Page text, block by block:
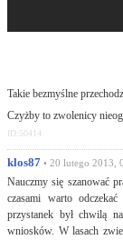
Takie bezmyślne
Czyżby to zwolenicy
ID:50414
klos87 • 20 lutego 2013,
Nauczmy się szanować
czasami warto
przystanek był chwilą
wniosków. W lasach